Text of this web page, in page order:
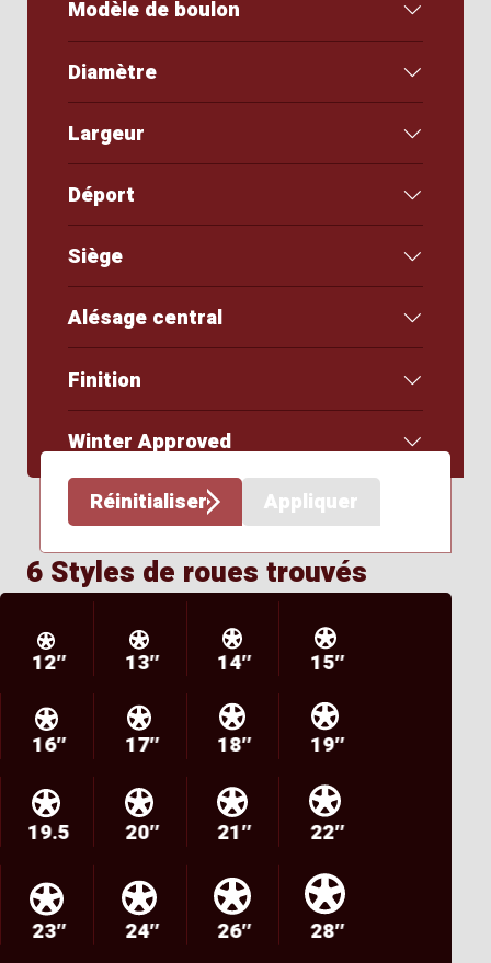
Modèle de boulon
Diamètre
Largeur
Déport
Siège
Alésage central
Finition
Winter Approved
Réinitialiser
Appliquer
6 Styles de roues trouvés
12″ 13″ 14″ 15″
16″ 17″ 18″ 19″
19.5 20″ 21″ 22″
23″ 24″ 26″ 28″